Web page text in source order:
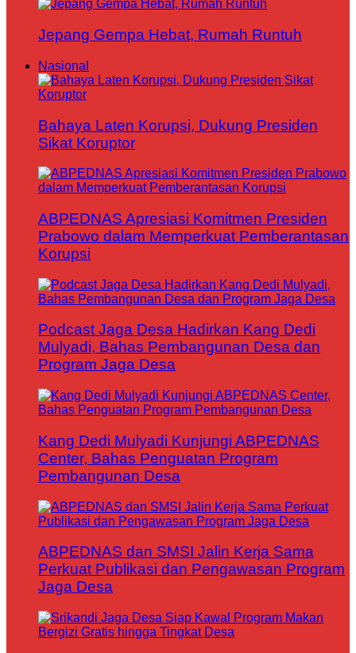
Jepang Gempa Hebat, Rumah Runtuh
Nasional
Bahaya Laten Korupsi, Dukung Presiden
Sikat Koruptor
ABPEDNAS Apresiasi Komitmen Presiden
Prabowo dalam Memperkuat Pemberantasan
Korupsi
Podcast Jaga Desa Hadirkan Kang Dedi
Mulyadi, Bahas Pembangunan Desa dan
Program Jaga Desa
Kang Dedi Mulyadi Kunjungi ABPEDNAS
Center, Bahas Penguatan Program
Pembangunan Desa
ABPEDNAS dan SMSI Jalin Kerja Sama
Perkuat Publikasi dan Pengawasan Program
Jaga Desa